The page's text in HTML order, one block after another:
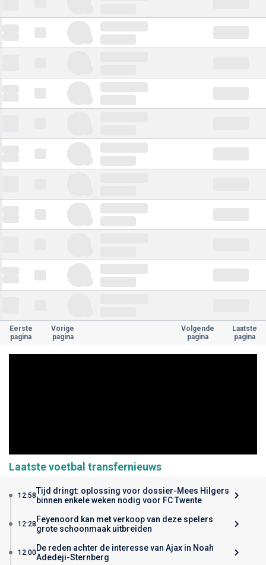
Eerste
pagina
Vorige
pagina
Volgende
pagina
Laatste
pagina
Laatste voetbal transfernieuws
12:58Tijd dringt: oplossing voor dossier-Mees Hilgers
binnen enkele weken nodig voor FC Twente
12:28 Feyenoord kan met verkoop van deze spelers
grote schoonmaak uitbreiden
12:00De reden achter de interesse van Ajax in Noah
Adedeji-Sternberg